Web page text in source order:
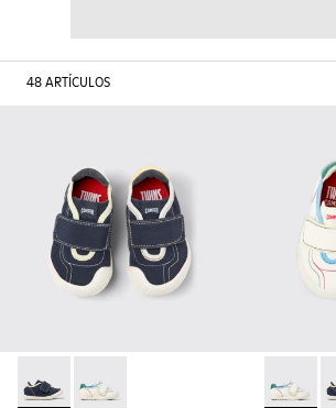
48ARTÍCULOS
Twins - K800682-004 - Sneakers de
Twins - K800682-002 - Twins -